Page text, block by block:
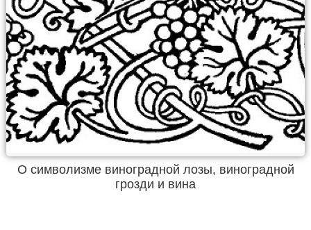
О символизме виноградной лозы, виноградной
грозди и вина